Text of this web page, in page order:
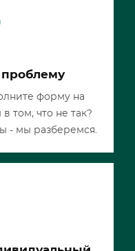
форму на
том, что не так?
- мы разберемся.